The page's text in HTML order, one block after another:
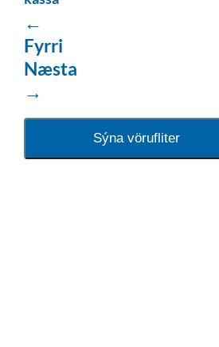
←
Fyrri
Næsta
→
Sýna vörufliter